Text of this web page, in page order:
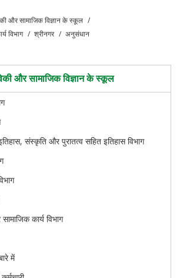
और सामाजिक विज्ञान के स्कूल
विभाग
श्रीनगर अनुसंधान
और सामाजिक विज्ञान के स्कूल
संस्कृति और पुरातत्व सहित इतिहास विभाग
कार्य विभाग
में